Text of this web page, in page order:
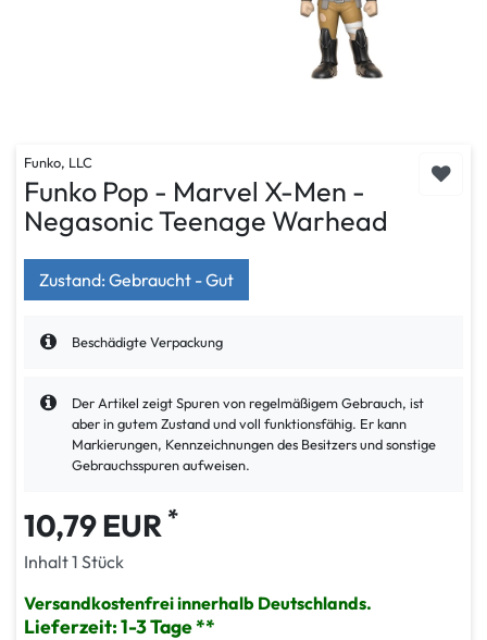
Funko, LLC
Funko Pop - Marvel X-Men -
Negasonic Teenage Warhead
Beschädigte Verpackung
Zustand: Gebraucht - Gut
Der Artikel zeigt Spuren von regelmäßigem Gebrauch, ist
aber in gutem Zustand und voll funktionsfähig. Er kann
Markierungen, Kennzeichnungen des Besitzers und sonstige
Gebrauchsspuren aufweisen.
10,79 EUR *
Inhalt1 Stück
Versandkostenfrei innerhalb Deutschlands.
Lieferzeit: 1-3 Tage